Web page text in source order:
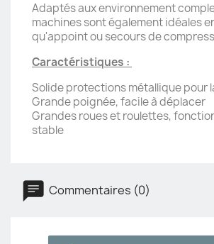
Adaptés aux environnement
machines sont également idéales
qu'appoint ou secours de
Caractéristiques :
Solide protections métallique pour
Grande poignée, facile à déplacer
Grandes roues et roulettes,
stable
Commentaires (0)